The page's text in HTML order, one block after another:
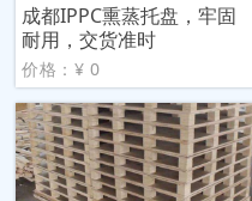
成都IPPC熏蒸托盘，牢固
耐用，交货准时
价格：¥ 0